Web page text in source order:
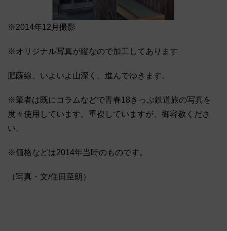
※2014年12月撮影
※オリジナル写真が縦なので加工してあります
肥薩線、いよいよ山深く、進んでゆきます。
※筆者は既にコラムなどで青春18きっぷ鉄道旅の写真を
度々使用しています。重複していますが、御容赦くださ
い。
※価格などは2014年当時のものです。
（写真・文/住田至朗）